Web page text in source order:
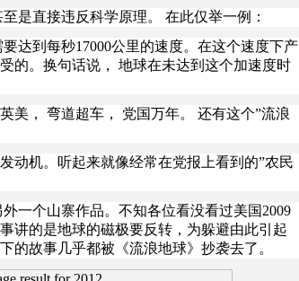
是直接违反科学原理。 在此仅举一例：
达到每秒17000公里的速度。在这个速度下产
的。换句话说， 地球在未达到这个加速度时
美， 弯道超车， 党国万年。 还有这个”流浪
动机。听起来就像经常在党报上看到的”农民
一个山寨作品。不知各位看没看过美国2009
讲的是地球的磁极要反转，为躲避由此引起
的故事几乎都被《流浪地球》抄袭去了。